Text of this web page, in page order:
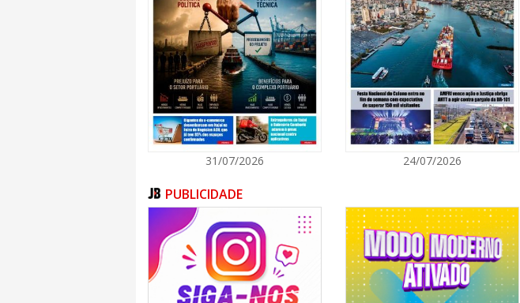
Além dos benefícios diretos ao meio ambiente, um dos principais objetivos do
Juntos pelo Rio é sensibilizar as futuras gerações sobre a importância da
preservação ambiental. A presença de crianças, adolescentes e jovens nas
atividades reforçou o caráter educativo da ação.
Entre os participantes estavam a voluntária Caroline Coelho e sua filha, Maia Iriê
Bernardo, que percorreram juntas os espaços destinados à coleta de resíduos.
Mãe e filha compartilharam uma experiência que simboliza um dos propósitos
mais importantes do evento: transmitir, pelo exemplo, valores de respeito à
natureza e responsabilidade com o futuro.
“Participar dessa ação é motivo de muito orgulho. Poder estar ao lado da minha
filha e mostrar, por meio do exemplo, a importância de cuidar do meio ambiente
Para o vice-prefeito Rubens Angioletti, iniciativas como essa fortalecem o senso
de pertencimento da comunidade.
“O Juntos pelo Rio vai muito além da limpeza dos espaços naturais. É uma ação
que desperta consciência, promove cidadania e mostra que cada pessoa pode
fazer a diferença na preservação do meio ambiente. Quando a comunidade se
une por um objetivo comum, todos saem ganhando.”
31/07/2026 24/07/2026
PUBLICIDADE